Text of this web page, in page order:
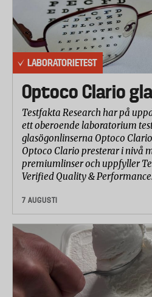
LABORATORIETEST
Optoco Clario
Testfakta Research har på
ett oberoende laboratorium
glasögonlinserna Optoco
Optoco Clario presterar i nivå
premiumlinser och uppfyller
Verified Quality & Performance.
7 AUGUSTI